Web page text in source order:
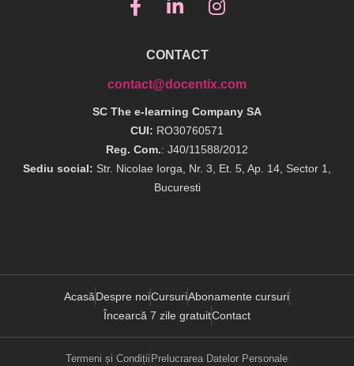
CONTACT
contact@docentix.com
SC The e-learning Company SA
CUI: RO30760571
Reg. Com.: J40/11588/2012
Sediu social: Str. Nicolae Iorga, Nr. 3, Et. 5, Ap. 14, Sector 1,
Bucuresti
AcasăDespre noiCursuriAbonamente cursuri
Încearcă 7 zile gratuitContact
Termeni și Condiții Prelucrarea Datelor Personale